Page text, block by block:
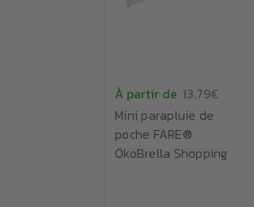
À partir de 13.79€
Mini parapluie de
poche FARE®
ÖkoBrella Shopping